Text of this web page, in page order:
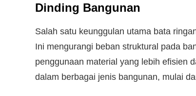
Dinding Bangunan
Salah satu keunggulan utama bata
Ini mengurangi beban struktural pada
penggunaan material yang lebih efisien
dalam berbagai jenis bangunan, mulai